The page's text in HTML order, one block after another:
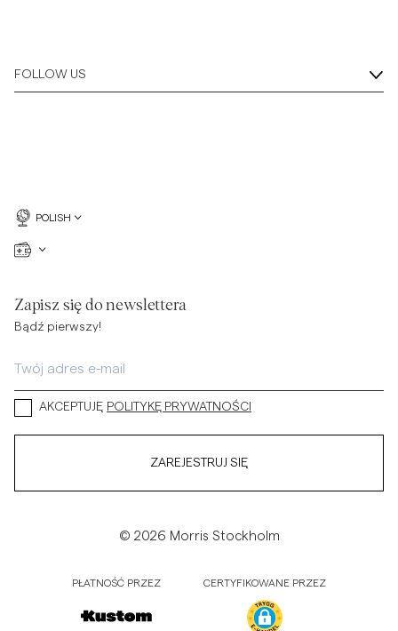
FOLLOW US
POLISH
Zapisz się do newslettera
Bądź pierwszy!
AKCEPTUJĘ POLITYKĘ PRYWATNOŚCI
ZAREJESTRUJ SIĘ
© 2026 Morris Stockholm
PŁATNOŚĆ PRZEZ CERTYFIKOWANE PRZEZ